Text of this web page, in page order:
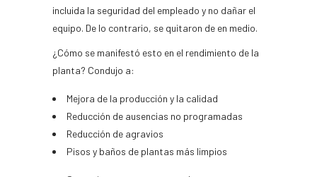
incluida la seguridad del empleado y no dañar el
equipo. De lo contrario, se quitaron de en medio.
¿Cómo se manifestó esto en el rendimiento de la
planta? Condujo a:
Mejora de la producción y la calidad
Reducción de ausencias no programadas
Reducción de agravios
Pisos y baños de plantas más limpios